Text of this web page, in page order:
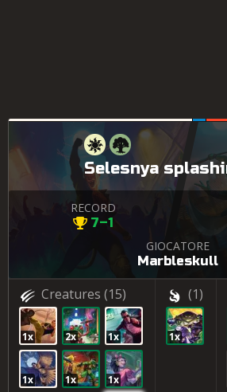
Selesnya
RECORD
7–1
GIOCATORE
Marbleskull
Creatures (15)
1x 2x 1x
1x 1x 1x
(1)
1x